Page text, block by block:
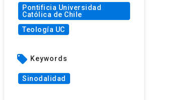
Pontificia Universidad
Católica de Chile
Teología UC
local_offer Keywords
Sinodalidad